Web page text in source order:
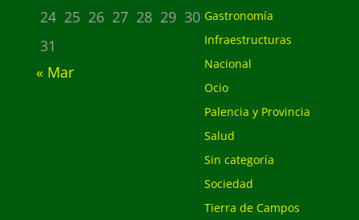
24 25 26 27 28 29 30
31
« Mar
Gastronomía
Infraestructuras
Nacional
Ocio
Palencia y Provincia
Salud
Sin categoría
Sociedad
Tierra de Campos